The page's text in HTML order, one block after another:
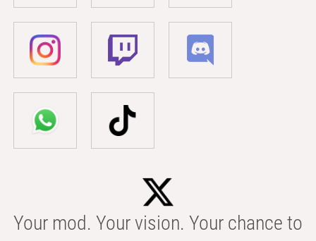
Your mod. Your vision. Your chance to